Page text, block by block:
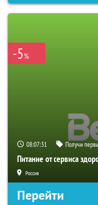
-5%
08:07:30 Получи
Питание от сервиса
Россия
Перейти